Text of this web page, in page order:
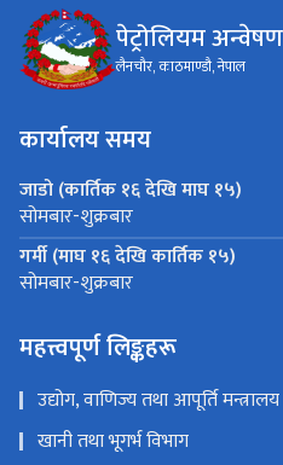
पेट्रोलियम
लैनचौर, काठमाण्डौ, नेपाल
कार्यालय समय
जाडो (कार्तिक १६ देखि माघ १५)
सोमबार-शुक्रबार
गर्मी (माघ १६ देखि कार्तिक १५)
सोमबार-शुक्रबार
महत्त्वपूर्ण लिङ्कहरू
उद्योग, वाणिज्य तथा आपूर्ति मन्त्रालय
खानी तथा भूगर्भ विभाग